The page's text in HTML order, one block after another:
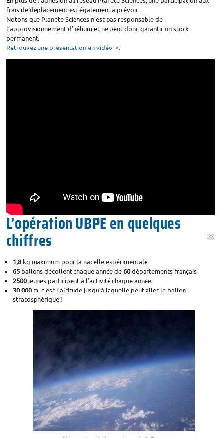
frais de déplacement est également à prévoir.
Notons que Planète Sciences n’est pas responsable de
l’approvisionnement d’hélium et ne peut donc garantir un stock
permanent.
Retrouvez une présentation en vidéo
.
L’opération UBPE en quelques
chiffres
1,8kg maximum pour la nacelle expérimentale
65ballons décollent chaque année de60départements français
2500jeunes participent à l’activité chaque année
30 000m, c’est l’altitude jusqu’à laquelle peut aller le ballon
stratosphérique !